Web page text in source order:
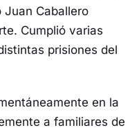
Juan Caballero
Cumplió varias
prisiones del
en la
a familiares de